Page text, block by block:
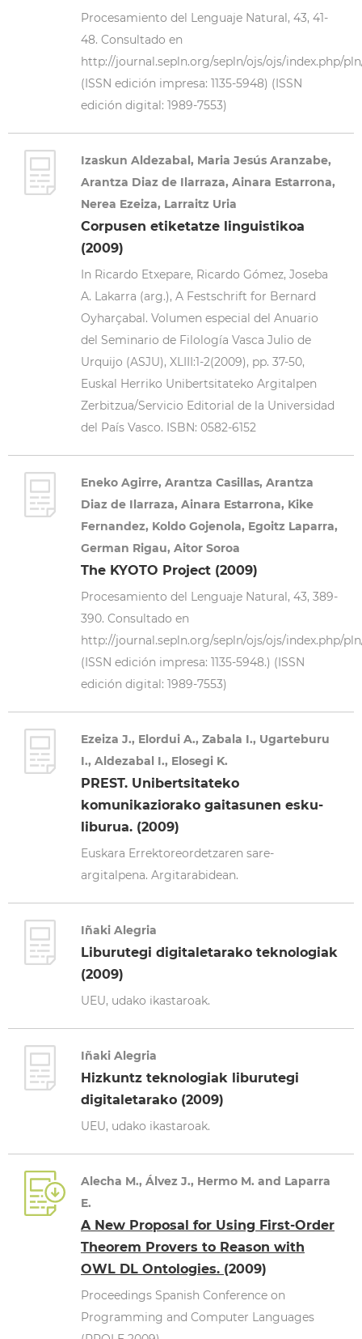
Procesamiento del Lenguaje Natural, 43, 41-
48. Consultado en
http://journal.sepln.org/sepln/ojs/ojs/index.php/
(ISSN edición impresa: 1135-5948) (ISSN
edición digital: 1989-7553)
Izaskun Aldezabal, Maria Jesús Aranzabe,
Arantza Diaz de Ilarraza, Ainara Estarrona,
Nerea Ezeiza, Larraitz Uria
Corpusen etiketatze linguistikoa
(2009)
In Ricardo Etxepare, Ricardo Gómez, Joseba
A. Lakarra (arg.), A Festschrift for Bernard
Oyharçabal. Volumen especial del Anuario
del Seminario de Filología Vasca Julio de
Urquijo (ASJU), XLIII:1-2(2009), pp. 37-50,
Euskal Herriko Unibertsitateko Argitalpen
Zerbitzua/Servicio Editorial de la Universidad
del País Vasco. ISBN: 0582-6152
Eneko Agirre, Arantza Casillas, Arantza
Diaz de Ilarraza, Ainara Estarrona, Kike
Fernandez, Koldo Gojenola, Egoitz Laparra,
German Rigau, Aitor Soroa
The KYOTO Project (2009)
Procesamiento del Lenguaje Natural, 43, 389-
390. Consultado en
http://journal.sepln.org/sepln/ojs/ojs/index.php/
(ISSN edición impresa: 1135-5948.) (ISSN
edición digital: 1989-7553)
Ezeiza J., Elordui A., Zabala I., Ugarteburu
I., Aldezabal I., Elosegi K.
PREST. Unibertsitateko
komunikaziorako gaitasunen esku-
liburua. (2009)
Euskara Errektoreordetzaren sare-
argitalpena. Argitarabidean.
Iñaki Alegria
Liburutegi digitaletarako teknologiak
(2009)
UEU, udako ikastaroak.
Iñaki Alegria
Hizkuntz teknologiak liburutegi
digitaletarako (2009)
UEU, udako ikastaroak.
Alecha M., Álvez J., Hermo M. and Laparra
E.
A New Proposal for Using First-Order
Theorem Provers to Reason with
OWL DL Ontologies. (2009)
Proceedings Spanish Conference on
Programming and Computer Languages